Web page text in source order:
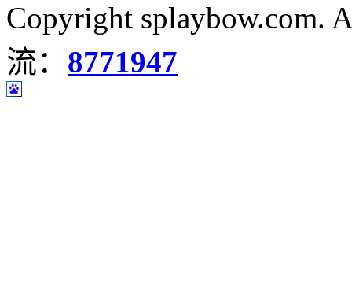
Copyright splaybow.com.
流： 8771947